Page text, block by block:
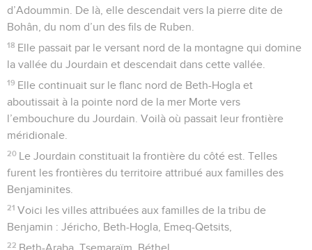
d’Adoummin. De là, elle descendait vers la pierre dite de
Bohân, du nom d’un des fils de Ruben.
18 Elle passait par le versant nord de la montagne qui domine
la vallée du Jourdain et descendait dans cette vallée.
19 Elle continuait sur le flanc nord de Beth-Hogla et
aboutissait à la pointe nord de la mer Morte vers
l’embouchure du Jourdain. Voilà où passait leur frontière
méridionale.
20 Le Jourdain constituait la frontière du côté est. Telles
furent les frontières du territoire attribué aux familles des
Benjaminites.
21 Voici les villes attribuées aux familles de la tribu de
Benjamin : Jéricho, Beth-Hogla, Emeq-Qetsits,
22 Beth-Araba, Tsemaraïm, Béthel,